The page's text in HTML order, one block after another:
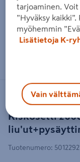
Kiskosetti
FP-TUOTTEET
Tuotenumero:
tarjoaminen. Voit
”Hyväksy
myöhemmin
Lisätietoja K-
Vain